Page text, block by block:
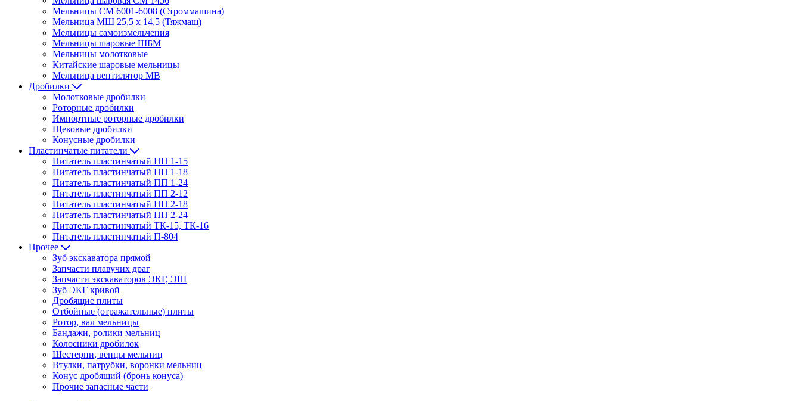
Мельницы СМ 6001-6008 (Строммашина)
Мельница МШ 25,5 х 14,5 (Тяжмаш)
Мельницы самоизмельчения
Мельницы шаровые ШБМ
Мельницы молотковые
Китайские шаровые мельницы
Мельница вентилятор МВ
Дробилки
Молотковые дробилки
Роторные дробилки
Импортные роторные дробилки
Щековые дробилки
Конусные дробилки
Пластинчатые питатели
Питатель пластинчатый ПП 1-15
Питатель пластинчатый ПП 1-18
Питатель пластинчатый ПП 1-24
Питатель пластинчатый ПП 2-12
Питатель пластинчатый ПП 2-18
Питатель пластинчатый ПП 2-24
Питатель пластинчатый ТК-15, ТК-16
Питатель пластинчатый П-804
Прочее
Зуб экскаватора прямой
Запчасти плавучих драг
Запчасти экскаваторов ЭКГ, ЭШ
Зуб ЭКГ кривой
Дробящие плиты
Отбойные (отражательные) плиты
Ротор, вал мельницы
Бандажи, ролики мельниц
Колосники дробилок
Шестерни, венцы мельниц
Втулки, патрубки, воронки мельниц
Конус дробящий (бронь конуса)
Прочие запасные части